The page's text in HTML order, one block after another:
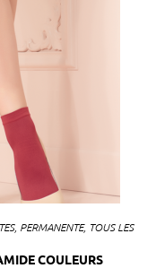
, PERMANENTE, TOUS LES
COULEURS